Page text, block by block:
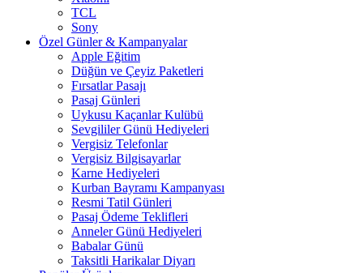
TCL
Sony
Özel Günler & Kampanyalar
Apple Eğitim
Düğün ve Çeyiz Paketleri
Fırsatlar Pasajı
Pasaj Günleri
Uykusu Kaçanlar Kulübü
Sevgililer Günü Hediyeleri
Vergisiz Telefonlar
Vergisiz Bilgisayarlar
Karne Hediyeleri
Kurban Bayramı Kampanyası
Resmi Tatil Günleri
Pasaj Ödeme Teklifleri
Anneler Günü Hediyeleri
Babalar Günü
Taksitli Harikalar Diyarı